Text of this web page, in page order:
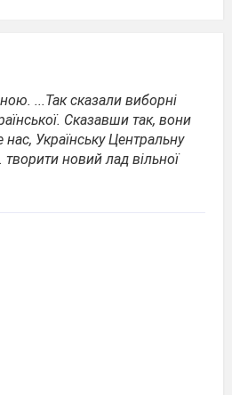
...Так сказали виборні
Сказавши так, вони
Українську Центральну
творити новий лад вільної